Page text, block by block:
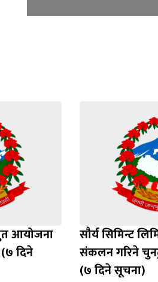
आयोजना
दिने
सौर्य सिमिन्ट
संकलन गरिने
(७ दिने सूचना)